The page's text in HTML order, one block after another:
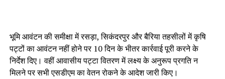
भूमि आवंटन की समीक्षा में रसड़ा, सिकंदरपुर और बैरिया तहसीलों में कृषि
पट्टों का आवंटन नहीं होने पर 10 दिन के भीतर कार्रवाई पूरी करने के
निर्देश दिए। वहीं आवासीय पट्टा वितरण में लक्ष्य के अनुरूप प्रगति न
मिलने पर सभी एसडीएम का वेतन रोकने के आदेश जारी किए।